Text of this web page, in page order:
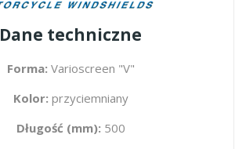
Dane techniczne
Forma: Varioscreen "V"
Kolor: przyciemniany
Długość (mm): 500